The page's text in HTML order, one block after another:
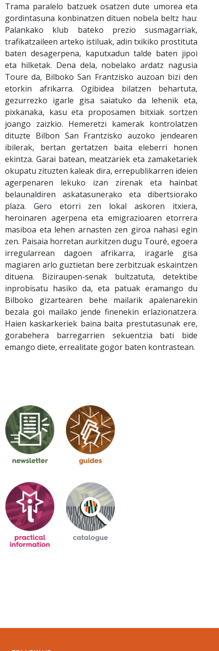
Trama paralelo batzuek osatzen dute umorea eta
gordintasuna konbinatzen dituen nobela beltz hau:
Palankako klub bateko prezio susmagarriak,
trafikatzaileen arteko istiluak, adin txikiko prostituta
baten desagerpena, kaputxadun talde baten jipoi
eta hilketak. Dena dela, nobelako ardatz nagusia
Toure da, Bilboko San Frantzisko auzoan bizi den
etorkin afrikarra. Ogibidea bilatzen behartuta,
gezurrezko igarle gisa saiatuko da lehenik eta,
pixkanaka, kasu eta proposamen bitxiak sortzen
joango zaizkio. Hemeretzi kamerak kontrolatzen
dituzte Bilbon San Frantzisko auzoko jendearen
ibilerak, bertan gertatzen baita eleberri honen
ekintza. Garai batean, meatzariek eta zamaketariek
okupatu zituzten kaleak dira, errepublikarren ideien
agerpenaren lekuko izan zirenak eta hainbat
belaunaldiren askatasunerako eta dibertsiorako
plaza. Gero etorri zen lokal askoren itxiera,
heroinaren agerpena eta emigrazioaren etorrera
masiboa eta lehen arnasten zen giroa nahasi egin
zen. Paisaia horretan aurkitzen dugu Touré, egoera
irregularrean dagoen afrikarra, iragarle gisa
magiaren arlo guztietan bere zerbitzuak eskaintzen
dituena. Biziraupen-senak bultzatuta, detektibe
inprobisatu hasiko da, eta patuak eramango du
Bilboko gizartearen behe mailarik apalenarekin
bezala goi mailako jende finenekin erlazionatzera.
Haien kaskarkeriek baina baita prestutasunak ere,
gorabehera barregarrien sekuentzia bati bide
emango diete, errealitate gogor baten kontrastean.